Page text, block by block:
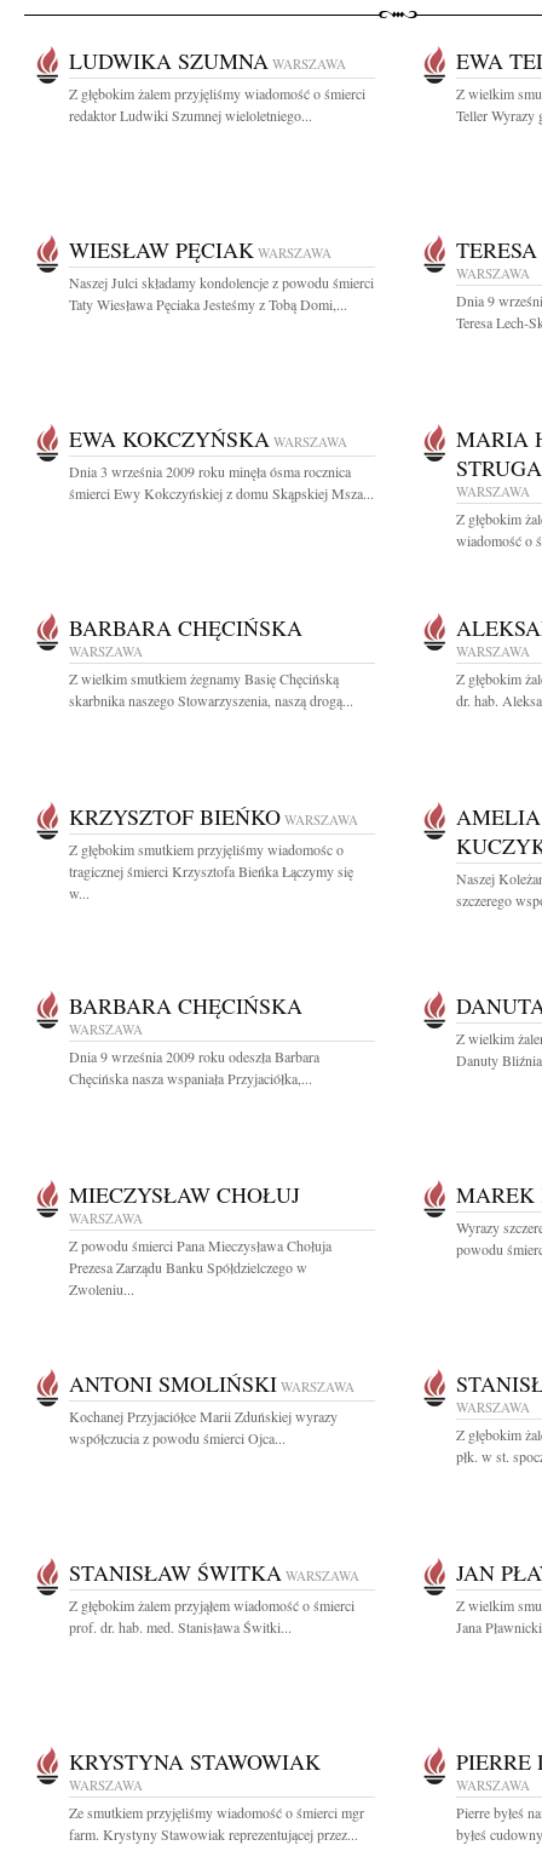
LUDWIKA SZUMNA WARSZAWA
Z głębokim żalem przyjęliśmy wiadomość o śmierci
redaktor Ludwiki Szumnej wieloletniego...
EWA
Z wielkim
Teller Wyrazy
WIESŁAW PĘCIAK WARSZAWA
Naszej Julci składamy kondolencje z powodu śmierci
Taty Wiesława Pęciaka Jesteśmy z Tobą Domi,...
WARSZAWA
Dnia 9
Teresa Lech-
EWA KOKCZYŃSKA WARSZAWA
Dnia 3 września 2009 roku minęła ósma rocznica
śmierci Ewy Kokczyńskiej z domu Skąpskiej Msza...
MARIA
WARSZAWA
Z głębokim
wiadomość o
BARBARA CHĘCIŃSKA
WARSZAWA
Z wielkim smutkiem żegnamy Basię Chęcińską
skarbnika naszego Stowarzyszenia, naszą drogą...
WARSZAWA
Z głębokim
dr. hab.
KRZYSZTOF BIEŃKO WARSZAWA
Z głębokim smutkiem przyjęliśmy wiadomośc o
tragicznej śmierci Krzysztofa Bieńka Łączymy się
w...
AMELIA
Naszej
szczerego
BARBARA CHĘCIŃSKA
WARSZAWA
Dnia 9 września 2009 roku odeszła Barbara
Chęcińska nasza wspaniała Przyjaciółka,...
Z wielkim
Danuty
MIECZYSŁAW CHOŁUJ
WARSZAWA
Z powodu śmierci Pana Mieczysława Chołuja
Prezesa Zarządu Banku Spółdzielczego w
Zwoleniu...
MAREK
Wyrazy
powodu
ANTONI SMOLIŃSKI WARSZAWA
Kochanej Przyjaciółce Marii Zduńskiej wyrazy
współczucia z powodu śmierci Ojca...
WARSZAWA
Z głębokim
płk. w st.
STANISŁAW ŚWITKA WARSZAWA
Z głębokim żalem przyjąłem wiadomość o śmierci
prof. dr. hab. med. Stanisława Świtki...
JAN
Z wielkim
Jana
KRYSTYNA STAWOWIAK
WARSZAWA
Ze smutkiem przyjęliśmy wiadomość o śmierci mgr
farm. Krystyny Stawowiak reprezentującej przez...
PIERRE
WARSZAWA
Pierre byłeś
byłeś